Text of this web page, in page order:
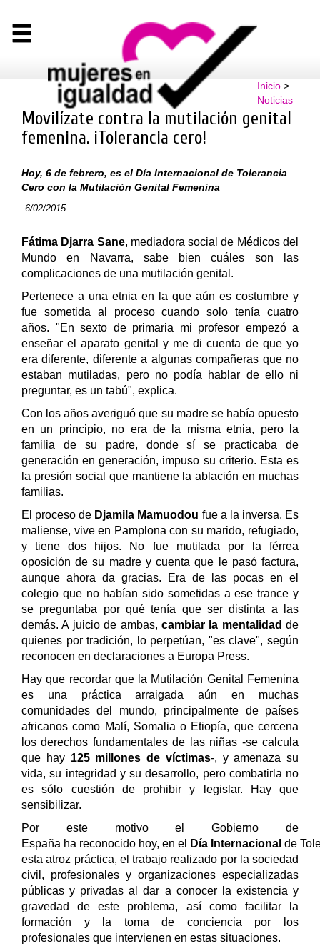
Inicio>
Noticias
Movilízate contra la mutilación genital
femenina. ¡Tolerancia cero!
Hoy, 6 de febrero, es el Día Internacional de Tolerancia
Cero con la Mutilación Genital Femenina
6/02/2015
Fátima Djarra Sane, mediadora social de Médicos del
Mundo en Navarra, sabe bien cuáles son las
complicaciones de una mutilación genital.
Pertenece a una etnia en la que aún es costumbre y
fue sometida al proceso cuando solo tenía cuatro
años. "En sexto de primaria mi profesor empezó a
enseñar el aparato genital y me di cuenta de que yo
era diferente, diferente a algunas compañeras que no
estaban mutiladas, pero no podía hablar de ello ni
preguntar, es un tabú", explica.
Con los años averiguó que su madre se había opuesto
en un principio, no era de la misma etnia, pero la
familia de su padre, donde sí se practicaba de
generación en generación, impuso su criterio. Esta es
la presión social que mantiene la ablación en muchas
familias.
El proceso de Djamila Mamuodou fue a la inversa. Es
maliense, vive en Pamplona con su marido, refugiado,
y tiene dos hijos. No fue mutilada por la férrea
oposición de su madre y cuenta que le pasó factura,
aunque ahora da gracias. Era de las pocas en el
colegio que no habían sido sometidas a ese trance y
se preguntaba por qué tenía que ser distinta a las
demás. A juicio de ambas, cambiar la mentalidad de
quienes por tradición, lo perpetúan, "es clave", según
reconocen en declaraciones a Europa Press.
Hay que recordar que la Mutilación Genital Femenina
es una práctica arraigada aún en muchas
comunidades del mundo, principalmente de países
africanos como Malí, Somalia o Etiopía, que cercena
los derechos fundamentales de las niñas -se calcula
que hay 125 millones de víctimas-, y amenaza su
vida, su integridad y su desarrollo, pero combatirla no
es sólo cuestión de prohibir y legislar. Hay que
sensibilizar.
Por este motivo el Gobierno de
España ha reconocido hoy, en el
Día Internacional de
esta atroz práctica, el trabajo realizado por la sociedad
civil, profesionales y organizaciones especializadas
públicas y privadas al dar a conocer la existencia y
gravedad de este problema, así como facilitar la
formación y la toma de conciencia por los
profesionales que intervienen en estas situaciones.